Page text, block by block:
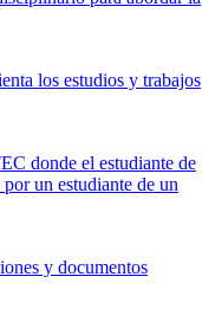
los estudios y trabajos
donde el estudiante de
un estudiante de un
y documentos